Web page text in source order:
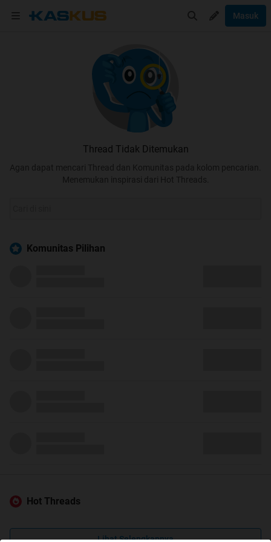
Masuk
Thread Tidak Ditemukan
Agan dapat mencari Thread dan Komunitas pada kolom pencarian.
Menemukan inspirasi dari Hot Threads.
Komunitas Pilihan
Hot Threads
Lihat Selengkapnya